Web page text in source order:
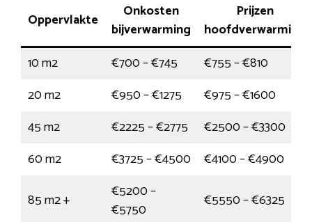
Oppervlakte
Onkosten
bijverwarming
Prijzen
hoofdverwarming
10 m2
€700 – €745
€755 – €810
20 m2
€950 – €1275
€975 – €1600
45 m2
€2225 – €2775
€2500 – €3300
60 m2
€3725 – €4500
€4100 – €4900
85 m2 +
€5200 –
€5750
€5550 – €6325